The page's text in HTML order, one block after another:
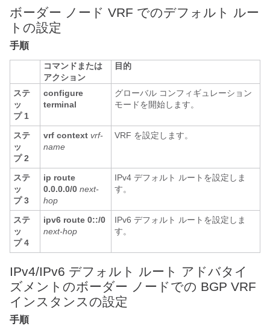
ボーダー ノード VRF でのデフォルト ルー
トの設定
手順
コマンドまたは
アクション
目的
ステ
ッ
プ 1
configure
terminal
グローバル コンフィギュレーション
モードを開始します。
ステ
ッ
プ 2
vrf context vrf-
name
VRF を設定します。
ステ
ッ
プ 3
ip route
0.0.0.0/0 next-
hop
IPv4 デフォルト ルートを設定しま
す。
ステ
ッ
プ 4
ipv6 route 0::/0
next-hop
IPv6 デフォルト ルートを設定しま
す。
IPv4/IPv6 デフォルト ルート アドバタイ
ズメントのボーダー ノードでの BGP VRF
インスタンスの設定
手順